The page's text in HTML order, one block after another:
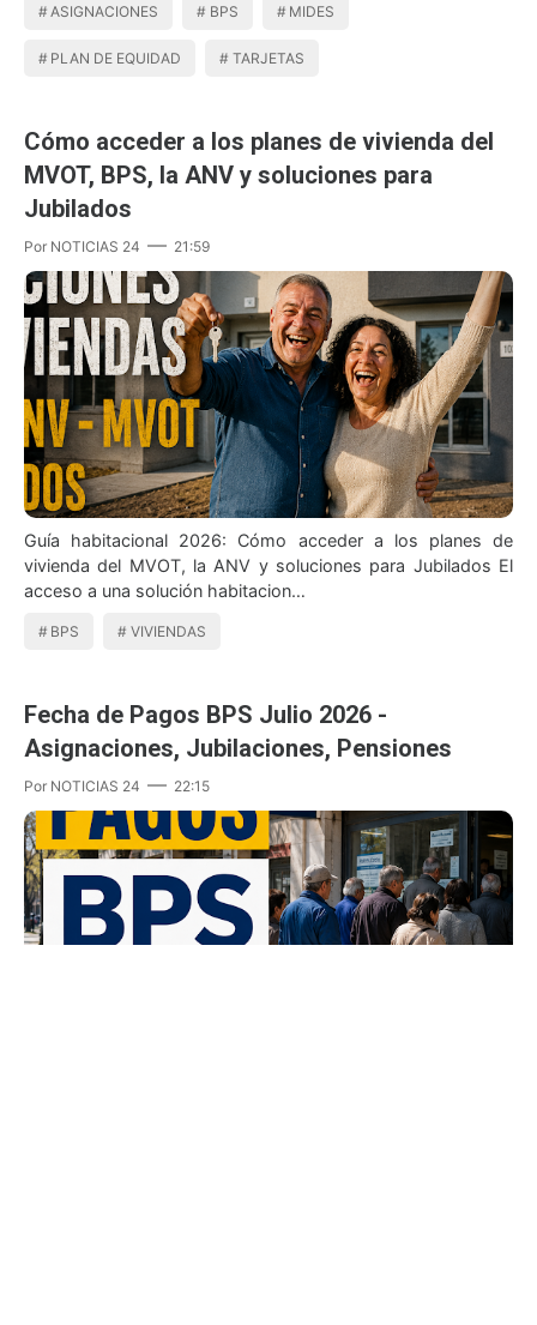
ASIGNACIONES BPS MIDES
PLAN DE EQUIDAD TARJETAS
Cómo acceder a los planes de vivienda del
MVOT, BPS, la ANV y soluciones para
Jubilados
Por NOTICIAS 24 21:59
Guía habitacional 2026: Cómo acceder a los planes de
vivienda del MVOT, la ANV y soluciones para Jubilados El
acceso a una solución habitacion…
BPS VIVIENDAS
Fecha de Pagos BPS Julio 2026 -
Asignaciones, Jubilaciones, Pensiones
Por NOTICIAS 24 22:15